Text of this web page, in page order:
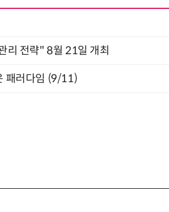
리 전략" 8월 21일 개최
패러다임 (9/11)